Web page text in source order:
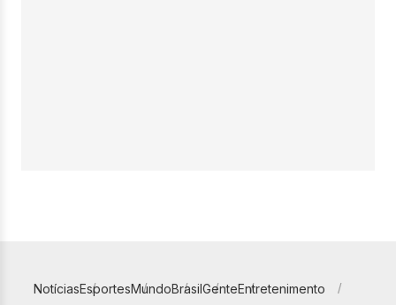
NotíciasEsportesMundoBrasilGenteEntretenimento